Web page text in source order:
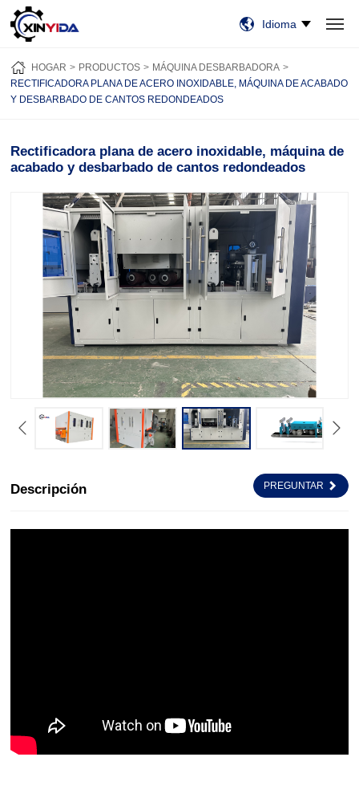
HOGAR
PRODUCTOS
VIDEO
CASOS
NOTICIAS
SOBRE NOSOTROS
CONTÁCTENOS
Idioma
HOGAR PRODUCTOS
MÁQUINA DESBARBADORA
RECTIFICADORA PLANA DE ACERO INOXIDABLE, MÁQUINA DE ACABADO
Y DESBARBADO DE CANTOS REDONDEADOS
Rectificadora plana de acero inoxidable, máquina de
acabado y desbarbado de cantos redondeados
Descripción PREGUNTAR